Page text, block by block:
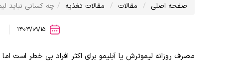
صفحه اصلی مقالات مقالات تغذیه چه کسانی نباید لیمو
1403/09/15
مصرف روزانه لیموترش یا آبلیمو برای اکثر افراد بی خطر